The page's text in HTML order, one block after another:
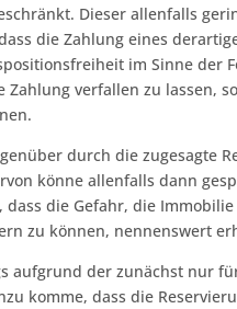
Dieser allenfalls
die Zahlung eines
im Sinne der
verfallen zu lassen,
durch die zugesagte
könne allenfalls dann
dass die Gefahr, die
zu können, nennenswert
aufgrund der zunächst nur
komme, dass die